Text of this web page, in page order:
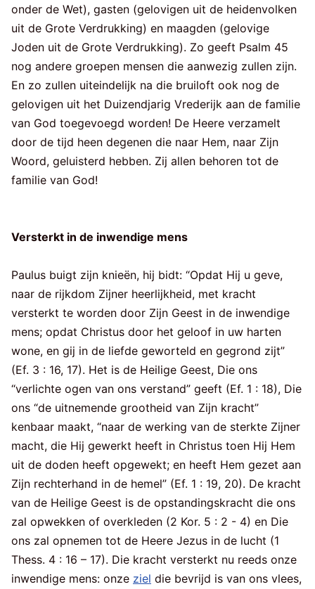
onder de Wet), gasten (gelovigen uit de heidenvolken
uit de Grote Verdrukking) en maagden (gelovige
Joden uit de Grote Verdrukking). Zo geeft Psalm 45
nog andere groepen mensen die aanwezig zullen zijn.
En zo zullen uiteindelijk na die bruiloft ook nog de
gelovigen uit het Duizendjarig Vrederijk aan de familie
van God toegevoegd worden! De Heere verzamelt
door de tijd heen degenen die naar Hem, naar Zijn
Woord, geluisterd hebben. Zij allen behoren tot de
familie van God!
Versterkt in de inwendige mens
Paulus buigt zijn knieën, hij bidt: “Opdat Hij u geve,
naar de rijkdom Zijner heerlijkheid, met kracht
versterkt te worden door Zijn Geest in de inwendige
mens; opdat Christus door het geloof in uw harten
wone, en gij in de liefde geworteld en gegrond zijt”
(Ef. 3 : 16, 17). Het is de Heilige Geest, Die ons
“verlichte ogen van ons verstand” geeft (Ef. 1 : 18), Die
ons “de uitnemende grootheid van Zijn kracht”
kenbaar maakt, “naar de werking van de sterkte Zijner
macht, die Hij gewerkt heeft in Christus toen Hij Hem
uit de doden heeft opgewekt; en heeft Hem gezet aan
Zijn rechterhand in de hemel” (Ef. 1 : 19, 20). De kracht
van de Heilige Geest is de opstandingskracht die ons
zal opwekken of overkleden (2 Kor. 5 : 2 - 4) en Die
ons zal opnemen tot de Heere Jezus in de lucht (1
Thess. 4 : 16 – 17). Die kracht versterkt nu reeds onze
inwendige mens: onze ziel die bevrijd is van ons vlees,